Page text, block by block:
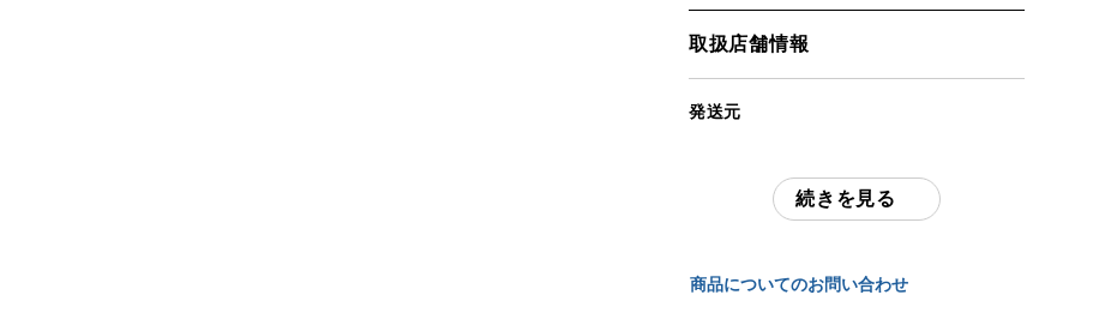
が全てです。 （撮影、運搬備品は除く）
若干のスレ、ほつれ等ございますが、使用
感は少なめです。中古品で現状品となりま
ください。
取扱店舗情報
発送元
続きを見る
商品についてのお問い合わせ